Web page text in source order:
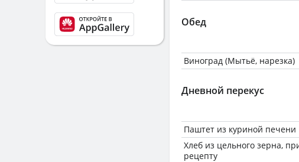
Обед
Виноград (Мытьё, нарезка)
Дневной перекус
Паштет из куриной печени
Хлеб из цельного зерна,
рецепту